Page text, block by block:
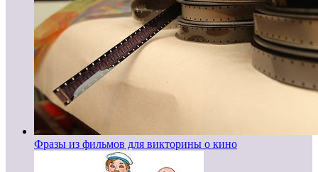
Фразы из фильмов для викторины о кино